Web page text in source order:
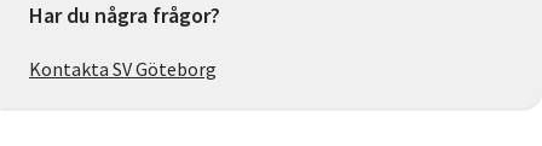
Har du några frågor?
Kontakta SV Göteborg